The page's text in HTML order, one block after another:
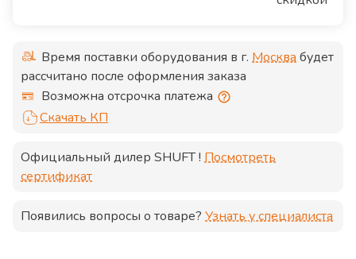
Время поставки оборудования в г. Москвабудет
рассчитано после оформления заказа
Возможна отсрочка платежа
Скачать КП
Официальный дилер SHUFT! Посмотреть
сертификат
Появились вопросы о товаре? Узнать у специалиста